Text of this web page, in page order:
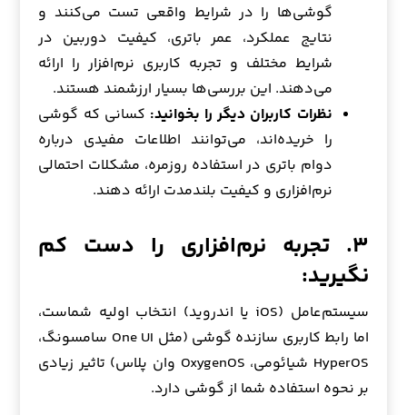
گوشی‌ها را در شرایط واقعی تست می‌کنند و
نتایج عملکرد، عمر باتری، کیفیت دوربین در
شرایط مختلف و تجربه کاربری نرم‌افزار را ارائه
می‌دهند. این بررسی‌ها بسیار ارزشمند هستند.
نظرات کاربران دیگر را بخوانید: کسانی که گوشی
را خریده‌اند، می‌توانند اطلاعات مفیدی درباره
دوام باتری در استفاده روزمره، مشکلات احتمالی
نرم‌افزاری و کیفیت بلندمدت ارائه دهند.
۳. تجربه نرم‌افزاری را دست کم
نگیرید:
سیستم‌عامل (iOS یا اندروید) انتخاب اولیه شماست،
اما رابط کاربری سازنده گوشی (مثل One UI سامسونگ،
HyperOS شیائومی، OxygenOS وان پلاس) تاثیر زیادی
بر نحوه استفاده شما از گوشی دارد.